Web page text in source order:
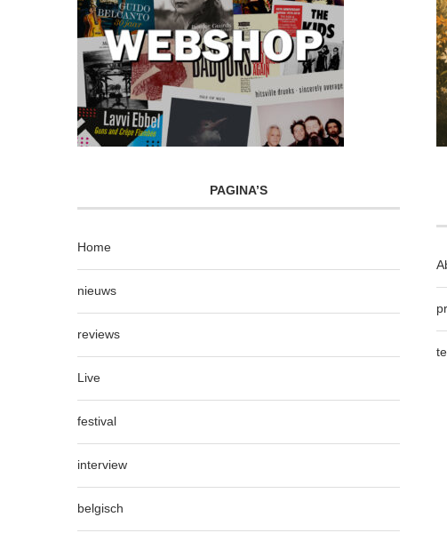
PAGINA’S
Home
nieuws
reviews
Live
festival
interview
belgisch